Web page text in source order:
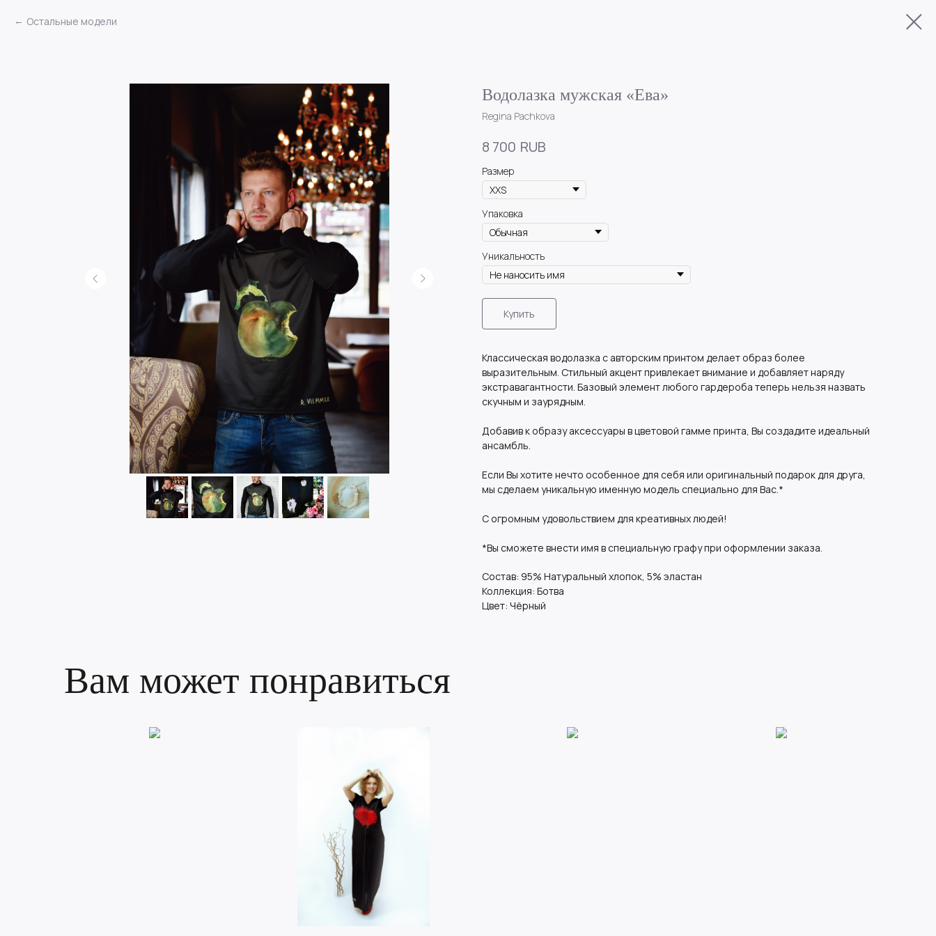
Остальные модели
Водолазка мужская «Ева»
Regina Pachkova
8 700 RUB
Размер
Упаковка
Уникальность
Купить
Классическая водолазка с авторским принтом делает образ более
выразительным. Стильный акцент привлекает внимание и добавляет наряду
экстравагантности. Базовый элемент любого гардероба теперь нельзя назвать
скучным и заурядным.
Добавив к образу аксессуары в цветовой гамме принта, Вы создадите идеальный
ансамбль.
Если Вы хотите нечто особенное для себя или оригинальный подарок для друга,
мы сделаем уникальную именную модель специально для Вас.*
С огромным удовольствием для креативных людей!
*Вы сможете внести имя в специальную графу при оформлении заказа.
Состав: 95% Натуральный хлопок, 5% эластан
Коллекция: Ботва
Цвет: Чёрный
Вам может понравиться